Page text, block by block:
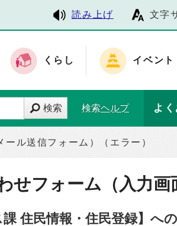
読み上げ 文字
くらし イベント
検索 検索ヘルプ よ
ール送信フォーム）（エラー）
せフォーム（入力画
住民情報・住民登録】へ